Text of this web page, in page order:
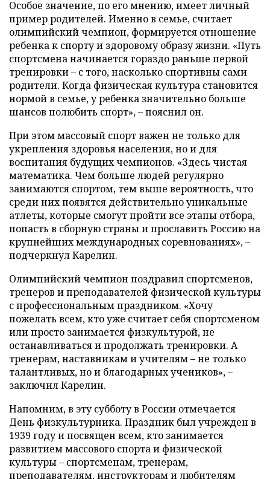
Особое значение, по его мнению, имеет личный
пример родителей. Именно в семье, считает
олимпийский чемпион, формируется отношение
ребенка к спорту и здоровому образу жизни. «Путь
спортсмена начинается гораздо раньше первой
тренировки – с того, насколько спортивны сами
родители. Когда физическая культура становится
нормой в семье, у ребенка значительно больше
шансов полюбить спорт», – пояснил он.
При этом массовый спорт важен не только для
укрепления здоровья населения, но и для
воспитания будущих чемпионов. «Здесь чистая
математика. Чем больше людей регулярно
занимаются спортом, тем выше вероятность, что
среди них появятся действительно уникальные
атлеты, которые смогут пройти все этапы отбора,
попасть в сборную страны и прославить Россию на
крупнейших международных соревнованиях», –
подчеркнул Карелин.
Олимпийский чемпион поздравил спортсменов,
тренеров и преподавателей физической культуры
с профессиональным праздником. «Хочу
пожелать всем, кто уже считает себя спортсменом
или просто занимается физкультурой, не
останавливаться и продолжать тренировки. А
тренерам, наставникам и учителям – не только
талантливых, но и благодарных учеников», –
заключил Карелин.
Напомним, в эту субботу в России отмечается
День физкультурника. Праздник был учрежден в
1939 году и посвящен всем, кто занимается
развитием массового спорта и физической
культуры – спортсменам, тренерам,
преподавателям, инструкторам и любителям